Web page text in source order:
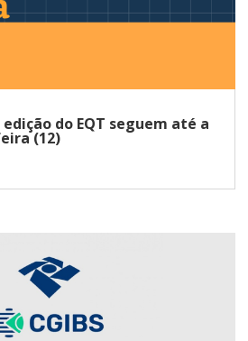
edição do EQT seguem até a
(12)